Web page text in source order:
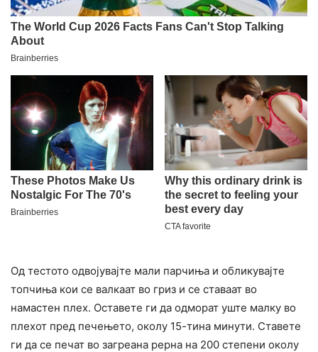
Од тестото одвојувајте мали парчиња и обликувајте
топчиња кои се валкаат во гриз и се ставаат во
намастен плех. Оставете ги да одморат уште малку во
плехот пред печењето, околу 15-тина минути. Ставете
ги да се печат во загреана рерна на 200 степени околу